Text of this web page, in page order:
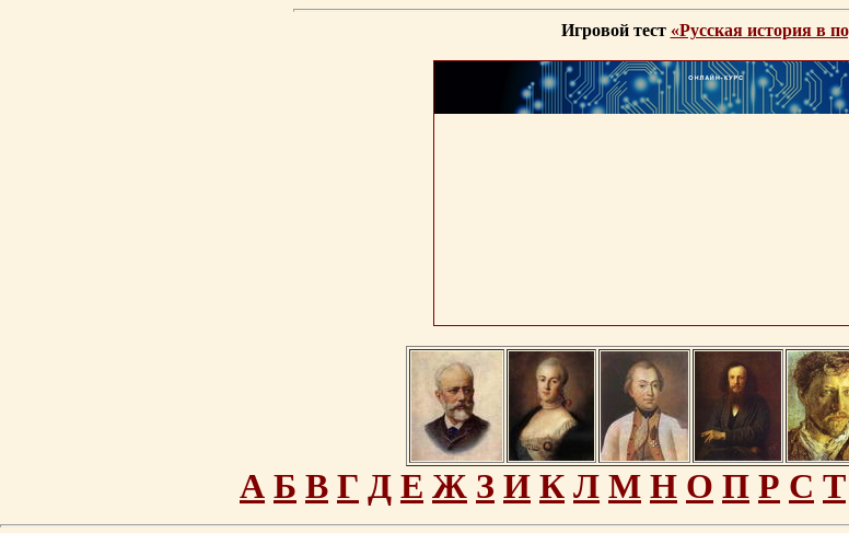
Игровой тест «Русская история в
А Б В Г Д Е Ж З И К Л М Н О П Р С Т